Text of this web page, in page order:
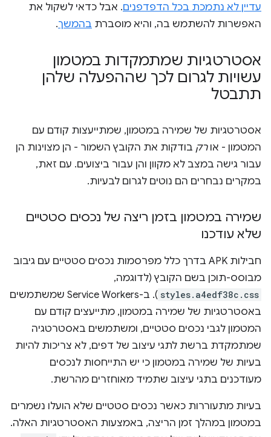
עדיין לא נתמכת בכל הדפדפנים. אבל כדאי לשקול את
האפשרות להשתמש בה, והיא מוסברת בהמשך.
אסטרטגיות שמתמקדות במטמון
עשויות לגרום לכך שההפעלה שלהן
תתבטל
אסטרטגיות של שמירה במטמון, שמתייעצות קודם עם
המטמון - אורק בודקות את הקובץ השמור - הן מצוינות הן
עבור גישה במצב לא מקוון והן עבור ביצועים. עם זאת,
במקרים נבחרים הם נוטים לגרום לבעיות.
שמירה במטמון בזמן ריצה של נכסים סטטיים
שלא עודכנו
חבילות APK בדרך כלל מפרסמות נכסים סטטיים עם גיבוב
מבוסס-תוכן בשם הקובץ (לדוגמה,
styles.a4edf38c.css
). ב-Service Workers שמשתמשים
באסטרטגיות של שמירה במטמון, מתייעצים קודם עם
המטמון לגבי נכסים סטטיים, ומשתמשים באסטרטגיה
שמתמקדת ברשת לתגי עיצוב של דפים, לא צריכות להיות
בעיות של שמירה במטמון כי יש התייחסות לנכסים
מעודכנים בתגי עיצוב שתמיד מאוחזרים מהרשת.
בעיות מתעוררות כאשר נכסים סטטיים שלא הועלו נשמרים
במטמון במהלך זמן הריצה, באמצעות האסטרטגיות האלה.